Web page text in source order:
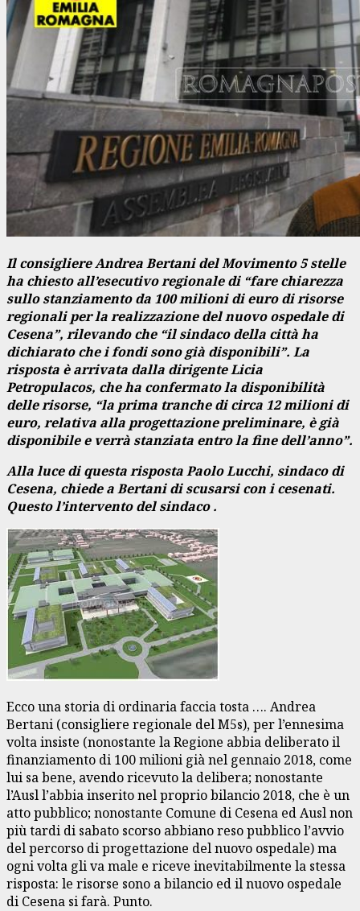
Il consigliere Andrea Bertani del Movimento 5 stelle
ha chiesto all’esecutivo regionale di “fare chiarezza
sullo stanziamento da 100 milioni di euro di risorse
regionali per la realizzazione del nuovo ospedale di
Cesena”, rilevando che “il sindaco della città ha
dichiarato che i fondi sono già disponibili”. La
risposta è arrivata dalla dirigente Licia
Petropulacos, che ha confermato la disponibilità
delle risorse, “la prima tranche di circa 12 milioni di
euro, relativa alla progettazione preliminare, è già
disponibile e verrà stanziata entro la fine dell’anno”.
Alla luce di questa risposta Paolo Lucchi, sindaco di
Cesena, chiede a Bertani di scusarsi con i cesenati.
Questo l’intervento del sindaco .
Ecco una storia di ordinaria faccia tosta …. Andrea
Bertani (consigliere regionale del M5s), per l’ennesima
volta insiste (nonostante la Regione abbia deliberato il
finanziamento di 100 milioni già nel gennaio 2018, come
lui sa bene, avendo ricevuto la delibera; nonostante
l’Ausl l’abbia inserito nel proprio bilancio 2018, che è un
atto pubblico; nonostante Comune di Cesena ed Ausl non
più tardi di sabato scorso abbiano reso pubblico l’avvio
del percorso di progettazione del nuovo ospedale) ma
ogni volta gli va male e riceve inevitabilmente la stessa
risposta: le risorse sono a bilancio ed il nuovo ospedale
di Cesena si farà. Punto.